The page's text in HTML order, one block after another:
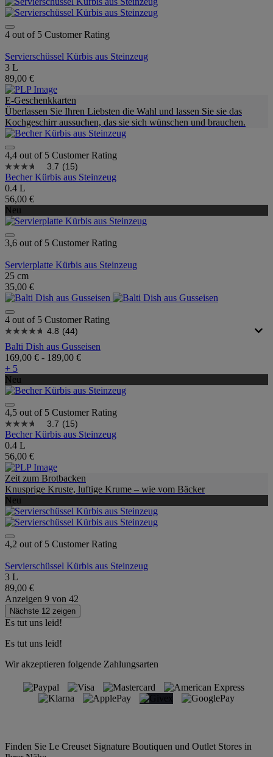
4 out of 5 Customer Rating
Servierschüssel Kürbis aus Steinzeug
3 L
89,00 €
E-Geschenkkarten
Überlassen Sie Ihren Liebsten die Wahl und lassen Sie sie das
Kochgeschirr aussuchen, das sie sich wünschen und brauchen.
4,4 out of 5 Customer Rating
3.7 (15)
Becher Kürbis aus Steinzeug
0.4 L
56,00 €
Neu
3,6 out of 5 Customer Rating
Servierplatte Kürbis aus Steinzeug
25 cm
35,00 €
4 out of 5 Customer Rating
4.8 (44)
Balti Dish aus Gusseisen
169,00 € - 189,00 €
+ 5
Neu
4,5 out of 5 Customer Rating
3.7 (15)
Becher Kürbis aus Steinzeug
0.4 L
56,00 €
Zeit zum Brotbacken
Knusprige Kruste, luftige Krume – wie vom Bäcker
Neu
4,2 out of 5 Customer Rating
Servierschüssel Kürbis aus Steinzeug
3 L
89,00 €
Anzeigen 9 von 42
Nächste 12 zeigen
Es tut uns leid!
Es tut uns leid!
Wir akzeptieren folgende Zahlungsarten
Finden Sie Le Creuset Signature Boutiquen und Outlet Stores in